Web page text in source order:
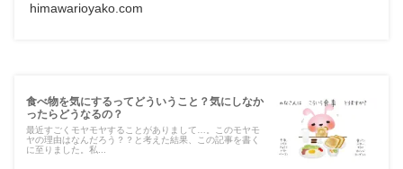
himawarioyako.com
食べ物を気にするってどういうこと？気にしなか
ったらどうなるの？
最近すごくモヤモヤすることがありまして…。このモヤモ
ヤの理由はなんだろう？？と考えた結果、この記事を書く
に至りました。私...